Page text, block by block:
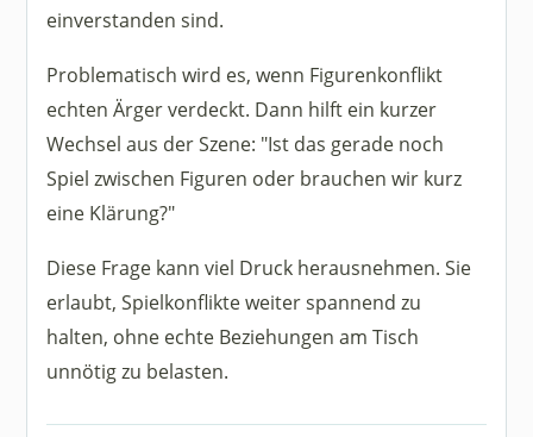
einverstanden sind.
Problematisch wird es, wenn Figurenkonflikt
echten Ärger verdeckt. Dann hilft ein kurzer
Wechsel aus der Szene: "Ist das gerade noch
Spiel zwischen Figuren oder brauchen wir kurz
eine Klärung?"
Diese Frage kann viel Druck herausnehmen. Sie
erlaubt, Spielkonflikte weiter spannend zu
halten, ohne echte Beziehungen am Tisch
unnötig zu belasten.